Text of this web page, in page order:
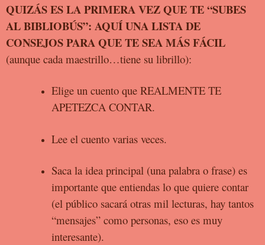
QUIZÁS ES LA PRIMERA VEZ QUE TE “SUBES
AL BIBLIOBÚS”: AQUÍUNA LISTA DE
CONSEJOS PARA QUE TE SEA MÁS FÁCIL
(aunque cada maestrillo…tiene su librillo):
Elige un cuento que REALMENTE TE
APETEZCA CONTAR.
Lee el cuento varias veces.
Saca la idea principal (una palabra o frase) es
importante que entiendas lo que quiere contar
(el público sacará otras mil lecturas, hay tantos
“mensajes” como personas, eso es muy
interesante).